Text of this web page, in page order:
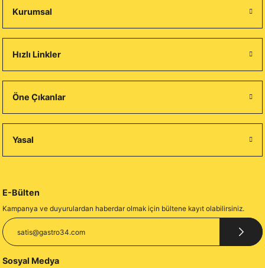
Kurumsal
Hızlı Linkler
Öne Çıkanlar
Yasal
E-Bülten
Kampanya ve duyurulardan haberdar olmak için bültene kayıt olabilirsiniz.
Sosyal Medya